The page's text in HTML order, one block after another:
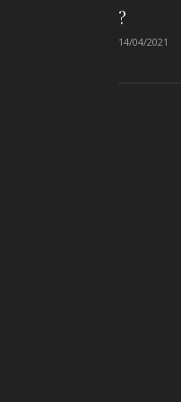
?
14/04/2021